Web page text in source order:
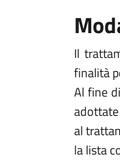
Il
finalità
Al fine
al
la lista